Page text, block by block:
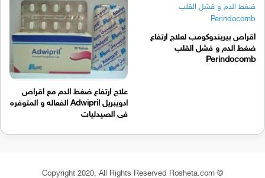
اقراص بيريندوكومب لعلاج ارتفاع
ضغط الدم و فشل القلب
Perindocomb
علاج ارتفاع ضغط الدم مع اقراص
ادويبريل Adwipril الفعاله و المتوفره
فى الصيدليات
© Copyright 2020, All Rights Reserved Rosheta.com